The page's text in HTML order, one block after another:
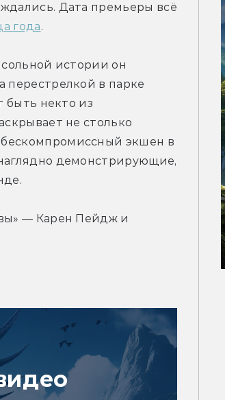
Дата премьеры всё
года.
истории он
перестрелкой в парке
быть некто из
не столько
экшен в
демонстрирующие,
— Карен Пейдж и